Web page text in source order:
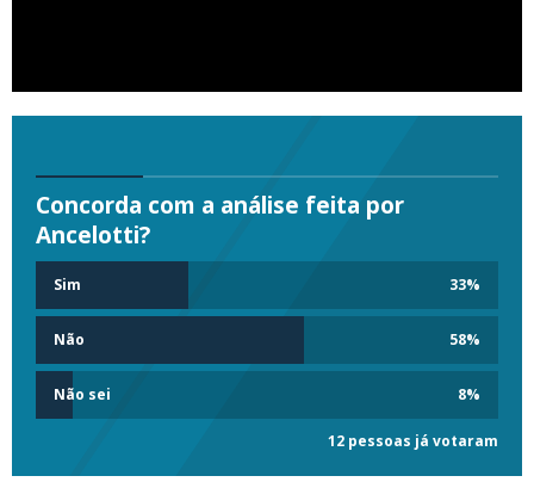
Concorda com a análise feita por
Ancelotti?
Sim 33%
Não 58%
Não sei 8%
12 pessoas já votaram